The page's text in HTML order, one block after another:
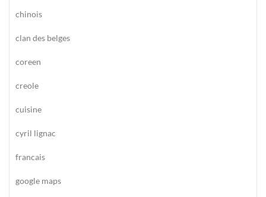
chinois
clan des belges
coreen
creole
cuisine
cyril lignac
francais
google maps